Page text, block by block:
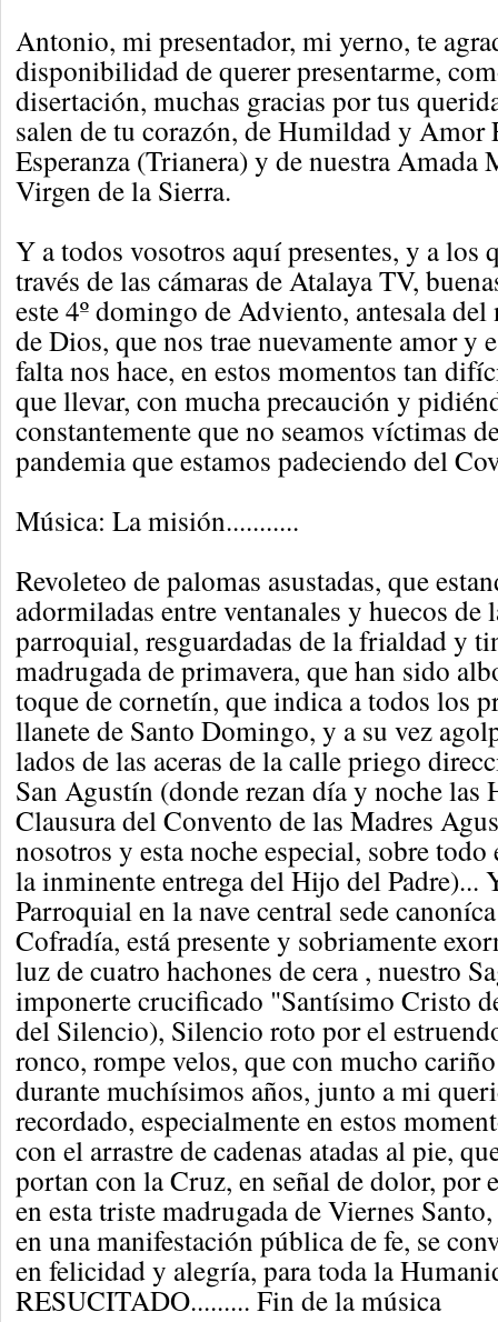
Antonio, mi presentador, mi yerno, te
disponibilidad de querer presentarme,
disertación, muchas gracias por tus
salen de tu corazón, de Humildad y Amor
Esperanza (Trianera) y de nuestra Amada
Virgen de la Sierra.
Y a todos vosotros aquí presentes, y a los
través de las cámaras de Atalaya TV,
este 4º domingo de Adviento, antesala
de Dios, que nos trae nuevamente amor y
falta nos hace, en estos momentos tan
que llevar, con mucha precaución y
constantemente que no seamos víctimas
pandemia que estamos padeciendo del
Música: La misión...........
Revoleteo de palomas asustadas, que
adormiladas entre ventanales y huecos de
parroquial, resguardadas de la frialdad y
madrugada de primavera, que han sido
toque de cornetín, que indica a todos los
llanete de Santo Domingo, y a su vez
lados de las aceras de la calle priego
San Agustín (donde rezan día y noche las
Clausura del Convento de las Madres
nosotros y esta noche especial, sobre todo
la inminente entrega del Hijo del Padre)...
Parroquial en la nave central sede
Cofradía, está presente y sobriamente
luz de cuatro hachones de cera , nuestro
imponerte crucificado "Santísimo Cristo
del Silencio), Silencio roto por el
ronco, rompe velos, que con mucho
durante muchísimos años, junto a mi
recordado, especialmente en estos
con el arrastre de cadenas atadas al pie,
portan con la Cruz, en señal de dolor, por
en esta triste madrugada de Viernes
en una manifestación pública de fe, se
en felicidad y alegría, para toda la
RESUCITADO......... Fin de la música